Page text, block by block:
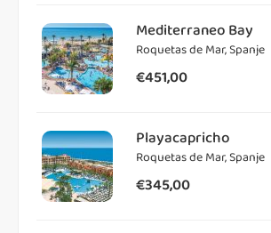
Mediterraneo Bay
Roquetas de Mar, Spanje
€451,00
Playacapricho
Roquetas de Mar, Spanje
€345,00